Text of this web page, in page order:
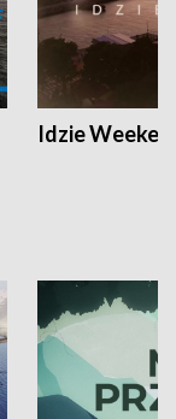
Idzie